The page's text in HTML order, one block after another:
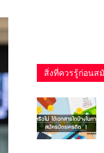
สิ่งที่ควรรู้ก่อนส